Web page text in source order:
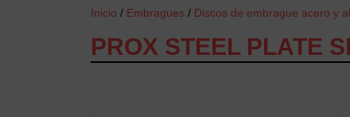
Inicio / Embragues / Discos de embrague acero y
PROX STEEL PLATE